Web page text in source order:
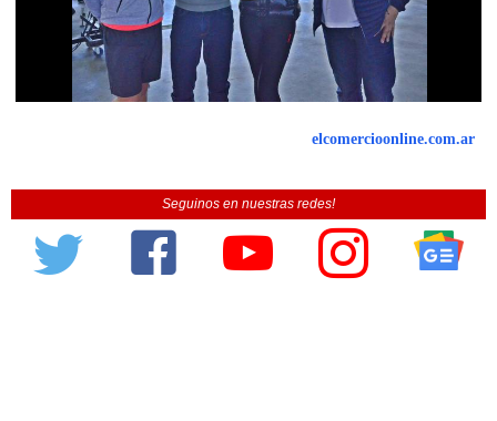
elcomercioonline.com.ar
Seguinos en nuestras redes!